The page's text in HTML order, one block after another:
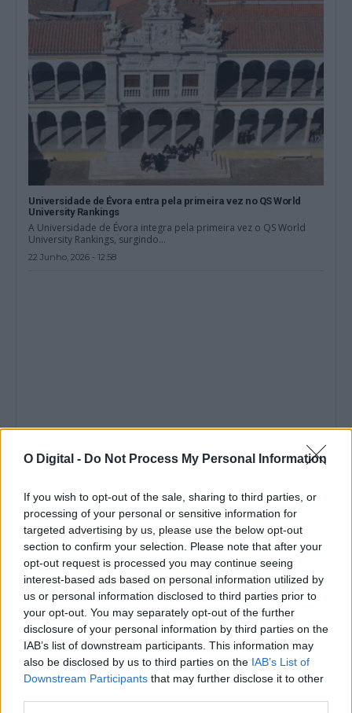
O Digital - Do Not Process My Personal Information
If you wish to opt-out of the sale, sharing to third parties, or
processing of your personal or sensitive information for
targeted advertising by us, please use the below opt-out
section to confirm your selection. Please note that after your
opt-out request is processed you may continue seeing
interest-based ads based on personal information utilized by
us or personal information disclosed to third parties prior to
your opt-out. You may separately opt-out of the further
disclosure of your personal information by third parties on the
IAB’s list of downstream participants. This information may
also be disclosed by us to third parties on the IAB’s List of
Downstream Participants that may further disclose it to other
Universidade de Évora entra pela primeira vez no QS World
University Rankings
A Universidade de Évora integra pela primeira vez o QS World
University Rankings, surgindo...
22 Junho, 2026 - 12:58
no primeiro trimestre
O Alentejo foi uma das regiões do país com maior crescimento
da atividade turística...
15 Maio, 2026 - 11:18